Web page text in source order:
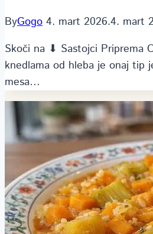
ByGogo 4. mart 2026.4. mart
Skoči na ⬇ Sastojci Priprema
knedlama od hleba je onaj tip
mesa…